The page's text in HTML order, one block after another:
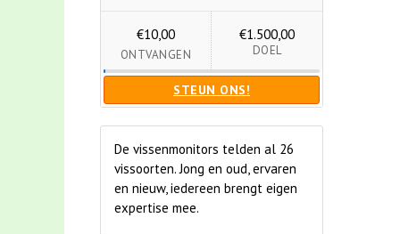
€10,00
ONTVANGEN
€1.500,00
DOEL
STEUN ONS!
De vissenmonitors telden al 26
vissoorten. Jong en oud, ervaren
en nieuw, iedereen brengt eigen
expertise mee.